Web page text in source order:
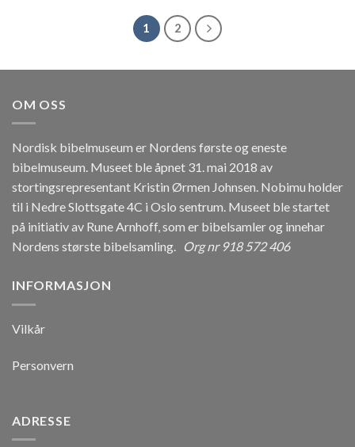
1 2
OM OSS
Nordisk bibelmuseum er Nordens første og eneste
bibelmuseum. Museet ble åpnet 31. mai 2018 av
stortingsrepresentant Kristin Ørmen Johnsen. Nobimu holder
til i Nedre Slottsgate 4C i Oslo sentrum. Museet ble startet
på initiativ av Rune Arnhoff, som er bibelsamler og innehar
Nordens største bibelsamling. Org nr 918 572 406
INFORMASJON
Vilkår
Personvern
ADRESSE